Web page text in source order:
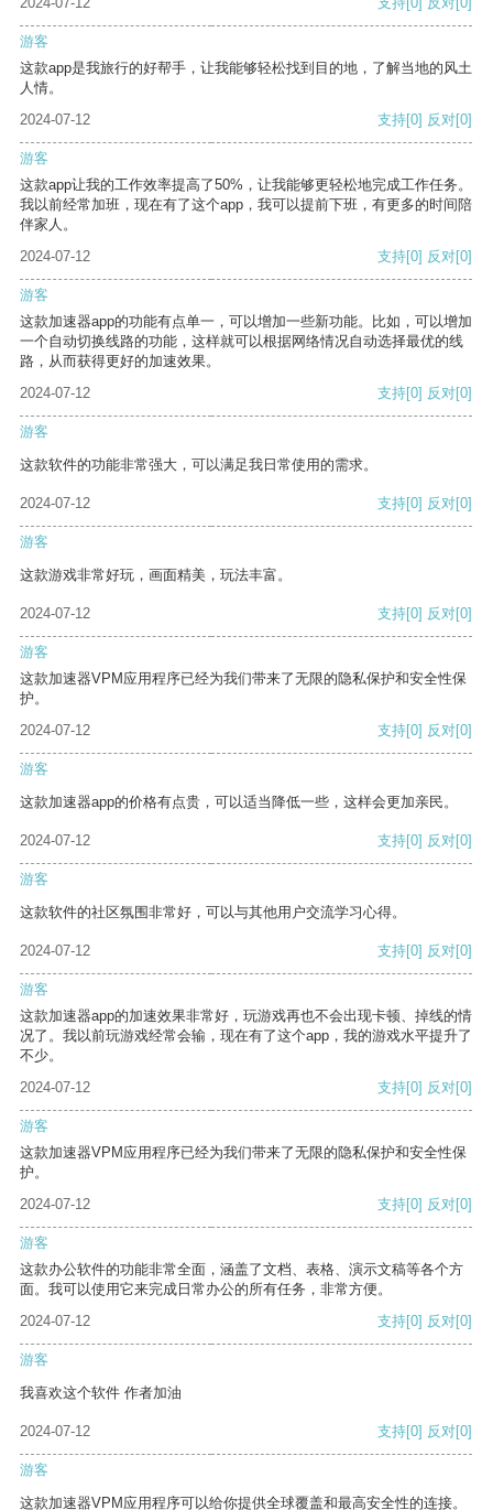
游客
这款app是我旅行的好帮手，让我能够轻松找到目的地，了解当地的风土
人情。
2024-07-12
支持[0] 反对[0]
游客
这款app让我的工作效率提高了50%，让我能够更轻松地完成工作任务。
我以前经常加班，现在有了这个app，我可以提前下班，有更多的时间陪
伴家人。
2024-07-12
支持[0] 反对[0]
游客
这款加速器app的功能有点单一，可以增加一些新功能。比如，可以增加
一个自动切换线路的功能，这样就可以根据网络情况自动选择最优的线
路，从而获得更好的加速效果。
2024-07-12
支持[0] 反对[0]
游客
这款软件的功能非常强大，可以满足我日常使用的需求。
2024-07-12 支持[0] 反对[0]
游客
这款游戏非常好玩，画面精美，玩法丰富。
2024-07-12 支持[0] 反对[0]
游客
这款加速器VPM应用程序已经为我们带来了无限的隐私保护和安全性保
护。
2024-07-12
支持[0] 反对[0]
游客
这款加速器app的价格有点贵，可以适当降低一些，这样会更加亲民。
2024-07-12 支持[0] 反对[0]
游客
这款软件的社区氛围非常好，可以与其他用户交流学习心得。
2024-07-12 支持[0] 反对[0]
游客
这款加速器app的加速效果非常好，玩游戏再也不会出现卡顿、掉线的情
况了。我以前玩游戏经常会输，现在有了这个app，我的游戏水平提升了
不少。
2024-07-12
支持[0] 反对[0]
游客
这款加速器VPM应用程序已经为我们带来了无限的隐私保护和安全性保
护。
2024-07-12
支持[0] 反对[0]
游客
这款办公软件的功能非常全面，涵盖了文档、表格、演示文稿等各个方
面。我可以使用它来完成日常办公的所有任务，非常方便。
2024-07-12
支持[0] 反对[0]
游客
我喜欢这个软件 作者加油
2024-07-12 支持[0] 反对[0]
游客
这款加速器VPM应用程序可以给你提供全球覆盖和最高安全性的连接。